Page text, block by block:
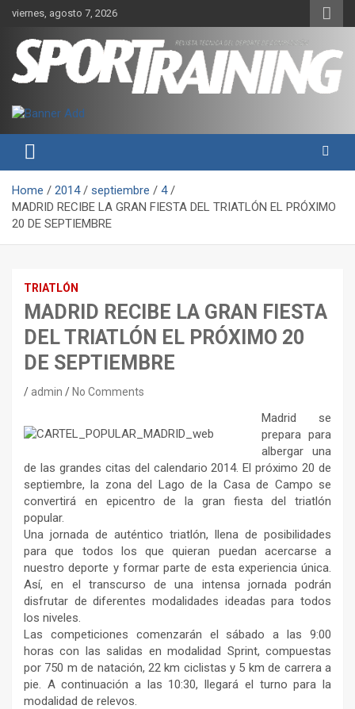
Skip
content
viernes, agosto 7, 2026
Revista técnica del deporte
Sport Training
rendimiento, nutrición y entrenamiento.
Home 2014 septiembre
4
MADRID RECIBE LA GRAN FIESTA DEL TRIATLÓN EL PRÓXIMO
20 DE SEPTIEMBRE
TRIATLÓN
MADRID RECIBE LA GRAN FIESTA
DEL TRIATLÓN EL PRÓXIMO 20
DE SEPTIEMBRE
admin No Comments
Madrid se
prepara para
albergar una
de las grandes citas del calendario 2014. El próximo 20 de
septiembre, la zona del Lago de la Casa de Campo se
convertirá en epicentro de la gran fiesta del triatlón
popular.
Una jornada de auténtico triatlón, llena de posibilidades
para que todos los que quieran puedan acercarse a
nuestro deporte y formar parte de esta experiencia única.
Así, en el transcurso de una intensa jornada podrán
disfrutar de diferentes modalidades ideadas para todos
los niveles.
Las competiciones comenzarán el sábado a las 9:00
horas con las salidas en modalidad Sprint, compuestas
por 750 m de natación, 22 km ciclistas y 5 km de carrera a
pie. A continuación a las 10:30, llegará el turno para la
modalidad de relevos.